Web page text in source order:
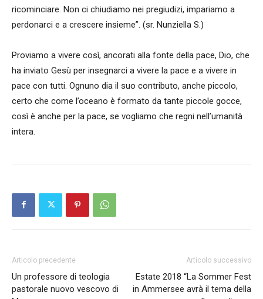
ricominciare. Non ci chiudiamo nei pregiudizi, impariamo a
perdonarci e a crescere insieme”. (sr. Nunziella S.)
Proviamo a vivere così, ancorati alla fonte della pace, Dio, che
ha inviato Gesù per insegnarci a vivere la pace e a vivere in
pace con tutti. Ognuno dia il suo contributo, anche piccolo,
certo che come l’oceano è formato da tante piccole gocce,
così è anche per la pace, se vogliamo che regni nell’umanità
intera.
Articolo precedente
Un professore di teologia
pastorale nuovo vescovo di
Articolo successivo
Estate 2018 “La Sommer Fest
in Ammersee avrà il tema della